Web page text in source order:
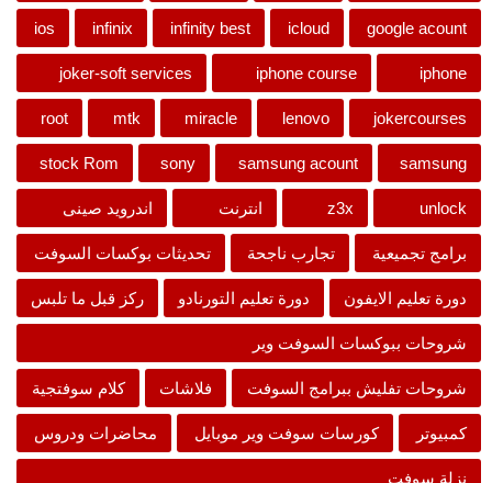
google acount
icloud
infinity best
infinix
ios
iphone
iphone course
joker-soft services
jokercourses
lenovo
miracle
mtk
root
samsung
samsung acount
sony
stock Rom
unlock
z3x انترنت اندرويد صينى
برامج تجميعية تجارب ناجحة تحديثات بوكسات السوفت
دورة تعليم الايفون دورة تعليم التورنادو ركز قبل ما تلبس
شروحات ببوكسات السوفت وير
شروحات تفليش ببرامج السوفت فلاشات كلام سوفتجية
كمبيوتر كورسات سوفت وير موبايل محاضرات ودروس
نزلة سوفت